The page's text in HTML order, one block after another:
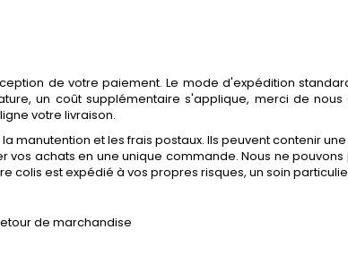
de votre paiement. Le mode d'expédition
un coût supplémentaire s'applique, merci de
votre livraison.
manutention et les frais postaux. Ils peuvent contenir
vos achats en une unique commande. Nous ne
colis est expédié à vos propres risques, un soin
de marchandise